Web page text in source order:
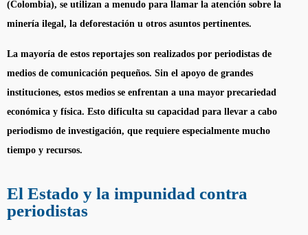
(Colombia), se utilizan a menudo para llamar la atención sobre la
minería ilegal, la deforestación u otros asuntos pertinentes.
La mayoría de estos reportajes son realizados por periodistas de
medios de comunicación pequeños. Sin el apoyo de grandes
instituciones, estos medios se enfrentan a una mayor precariedad
económica y física. Esto dificulta su capacidad para llevar a cabo
periodismo de investigación, que requiere especialmente mucho
tiempo y recursos.
El Estado y la impunidad contra
periodistas